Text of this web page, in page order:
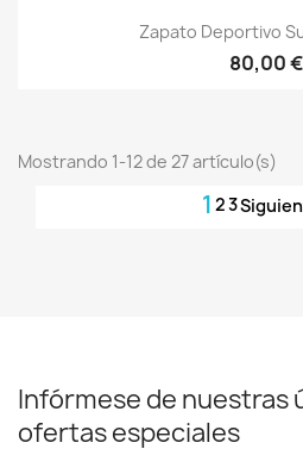
Zapato Deportivo
80,00 €
Mostrando 1-12 de 27 artículo(s)
1 23
Infórmese de nuestras
ofertas especiales